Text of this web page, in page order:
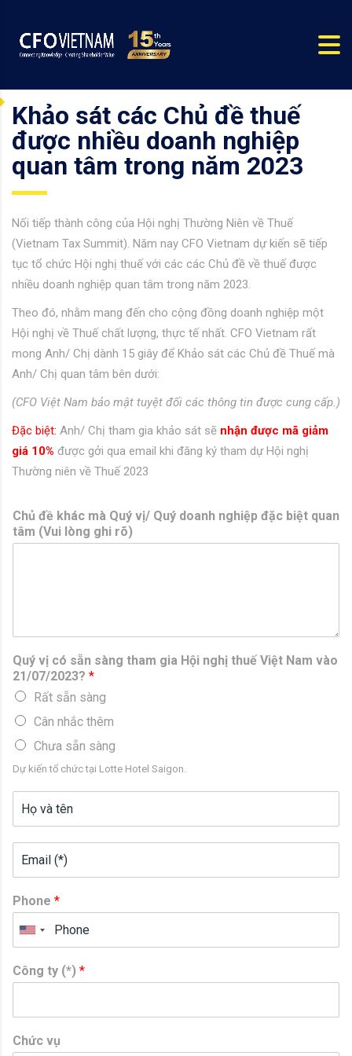
Khảo sát các Chủ đề thuế
được nhiều doanh nghiệp
quan tâm trong năm 2023
Nối tiếp thành công của Hội nghị Thường Niên về Thuế
(Vietnam Tax Summit). Năm nay CFO Vietnam dự kiến sẽ tiếp
tục tổ chức Hội nghị thuế với các các Chủ đề về thuế được
nhiều doanh nghiệp quan tâm trong năm 2023.
Theo đó, nhằm mang đến cho cộng đồng doanh nghiệp một
Hội nghị về Thuế chất lượng, thực tế nhất. CFO Vietnam rất
mong Anh/ Chị dành 15 giây để Khảo sát các Chủ đề Thuế mà
Anh/ Chị quan tâm bên dưới:
(CFO Việt Nam bảo mật tuyệt đối các thông tin được cung cấp.)
Đặc biệt: Anh/ Chị tham gia khảo sát sẽ nhận được mã giảm
giá 10% được gởi qua email khi đăng ký tham dự Hội nghị
Thường niên về Thuế 2023
Chủ đề khác mà Quý vị/ Quý doanh nghiệp đặc biệt quan
tâm (Vui lòng ghi rõ)
Quý vị có sẵn sàng tham gia Hội nghị thuế Việt Nam vào
21/07/2023? *
Rất sẵn sàng
Cân nhắc thêm
Chưa sẵn sàng
Dự kiến tổ chức tại Lotte Hotel Saigon.
Phone *
Công ty (*) *
Chức vụ